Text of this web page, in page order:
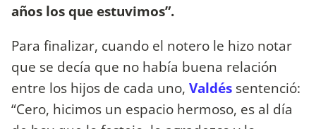
años los que estuvimos”.
Para finalizar, cuando el notero le hizo notar
que se decía que no había buena relación
entre los hijos de cada uno, Valdés sentenció:
“Cero, hicimos un espacio hermoso, es al día